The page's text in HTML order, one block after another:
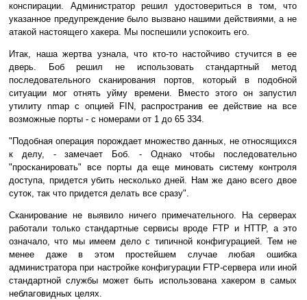
конспирации. Администратор решил удостовериться в том, что
указанное предупреждение было вызвано нашими действиями, а не
атакой настоящего хакера. Мы поспешили успокоить его.
Итак, наша жертва узнала, что кто-то настойчиво стучится в ее
дверь. Боб решил не использовать стандартный метод
последовательного сканирования портов, который в подобной
ситуации мог отнять уйму времени. Вместо этого он запустил
утилиту nmap с опцией FIN, распространив ее действие на все
возможные порты - с номерами от 1 до 65 334.
"Подобная операция порождает множество данных, не относящихся
к делу, - замечает Боб. - Однако чтобы последовательно
"просканировать" все порты да еще миновать систему контроля
доступа, придется убить несколько дней. Нам же дано всего двое
суток, так что придется делать все сразу".
Сканирование не выявило ничего примечательного. На серверах
работали только стандартные сервисы вроде FTP и HTTP, а это
означало, что мы имеем дело с типичной конфигурацией. Тем не
менее даже в этом простейшем случае любая ошибка
администратора при настройке конфигурации FTP-сервера или иной
стандартной службы может быть использована хакером в самых
неблаговидных целях.